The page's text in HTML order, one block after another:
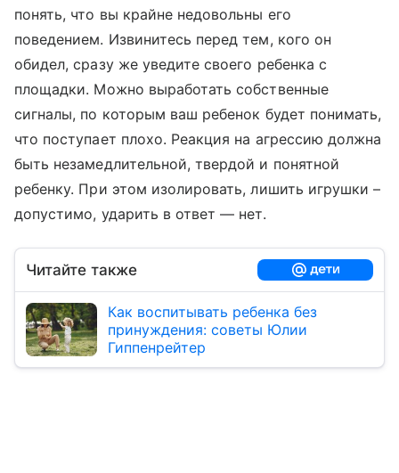
понять, что вы крайне недовольны его
поведением. Извинитесь перед тем, кого он
обидел, сразу же уведите своего ребенка с
площадки. Можно выработать собственные
сигналы, по которым ваш ребенок будет понимать,
что поступает плохо. Реакция на агрессию должна
быть незамедлительной, твердой и понятной
ребенку. При этом изолировать, лишить игрушки –
допустимо, ударить в ответ — нет.
Читайте также
Как воспитывать ребенка без
принуждения: советы Юлии
Гиппенрейтер